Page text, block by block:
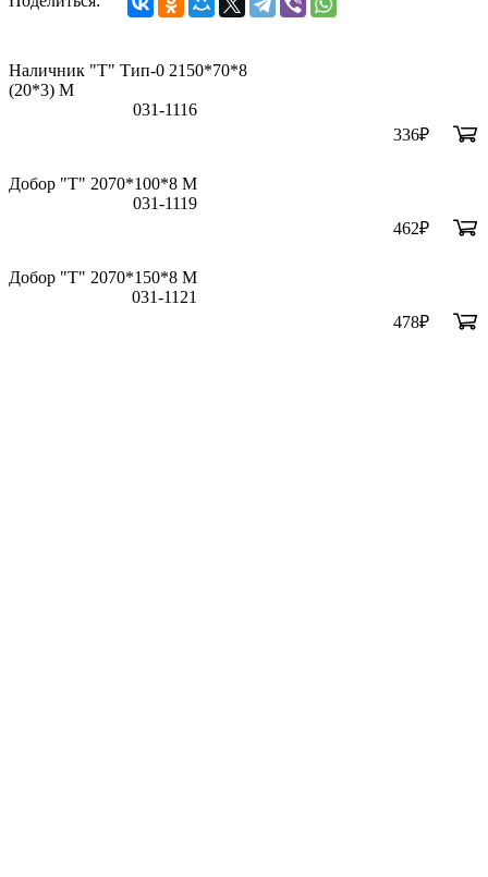
Наличник "Т" Тип-0 2150*70*8
(20*3) M
031-1116
336₽
Добор "Т" 2070*100*8 М
031-1119
462₽
Добор "Т" 2070*150*8 М
031-1121
478₽